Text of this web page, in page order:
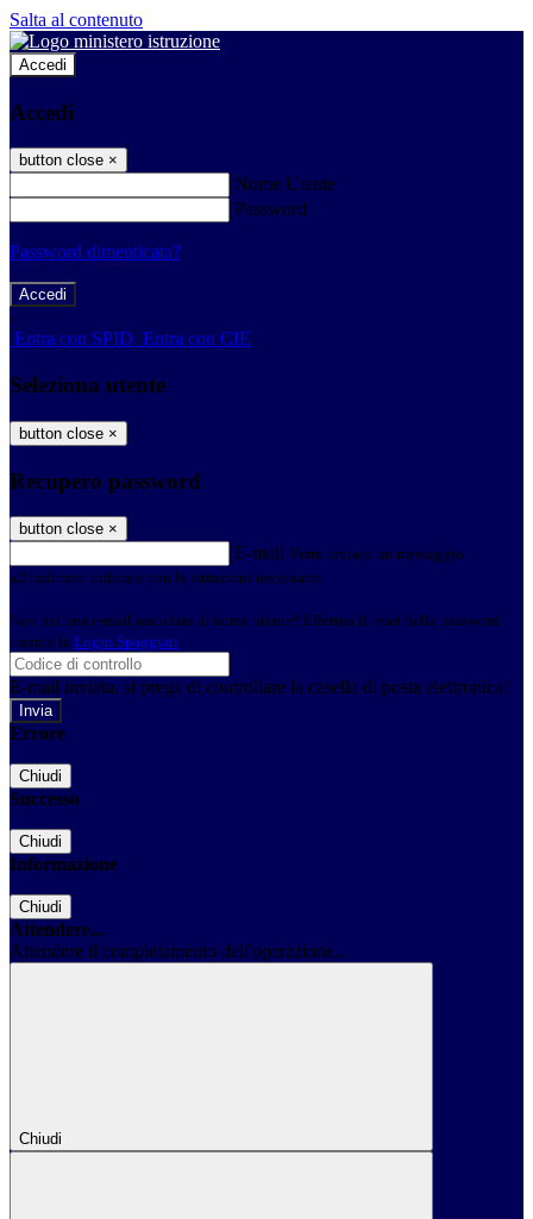
Salta al contenuto
Accedi
Accedi
button close ×
Nome Utente
Password
Password dimenticata?
-
Entra con SPID Entra con CIE
Seleziona utente
button close ×
Recupero password
button close ×
E-mail Verrà inviato un messaggio
all'indirizzo indicato con le istruzioni necessarie.
Non hai una e-mail associata al nome utente? Effettua il reset della password
tramite la Login Spaggiari
E-mail inviata, si prega di controllare la casella di posta elettronica!
Errore
Chiudi
Successo
Chiudi
Informazione
Chiudi
Attendere...
Attendere il completamento dell'operazione...
Chiudi